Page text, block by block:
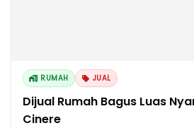
RUMAH JUAL
Dijual Rumah Bagus Luas
Cinere